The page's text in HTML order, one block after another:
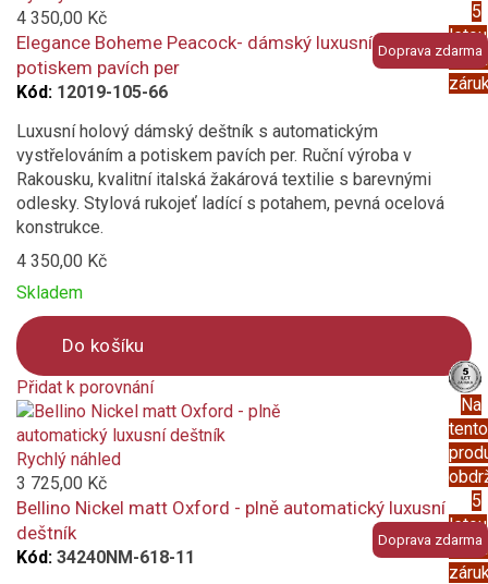
5
letou
compare
Doprava zdarma
Na
tento
5
letou
4 350,00 Kč
Elegance Boheme Peacock- dámský luxusní deštník s
potiskem pavích per
Kód: 12019-105-66
Luxusní holový dámský deštník s automatickým
vystřelováním a potiskem pavích per. Ruční výroba v
Rakousku, kvalitní italská žakárová textilie s barevnými
odlesky. Stylová rukojeť ladící s potahem, pevná ocelová
konstrukce.
4 350,00 Kč
Skladem
Do košíku
Přidat k porovnání
Product
is
added
to
compare
Doprava zdarma
Rychlý náhled
3 725,00 Kč
Bellino Nickel matt Oxford - plně automatický luxusní
deštník
Kód: 34240NM-618-11